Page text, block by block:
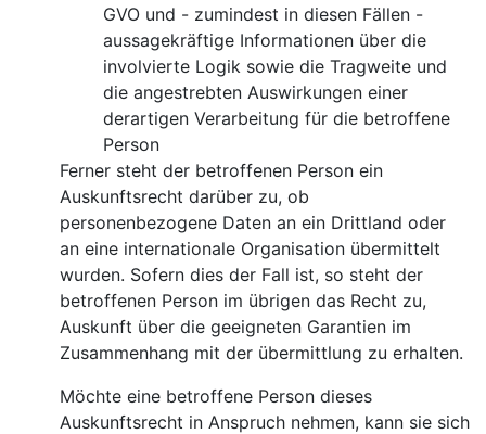
GVO und - zumindest in diesen Fällen -
aussagekräftige Informationen über die
involvierte Logik sowie die Tragweite und
die angestrebten Auswirkungen einer
derartigen Verarbeitung für die betroffene
Person
Ferner steht der betroffenen Person ein
Auskunftsrecht darüber zu, ob
personenbezogene Daten an ein Drittland oder
an eine internationale Organisation übermittelt
wurden. Sofern dies der Fall ist, so steht der
betroffenen Person im übrigen das Recht zu,
Auskunft über die geeigneten Garantien im
Zusammenhang mit der übermittlung zu erhalten.
Möchte eine betroffene Person dieses
Auskunftsrecht in Anspruch nehmen, kann sie sich